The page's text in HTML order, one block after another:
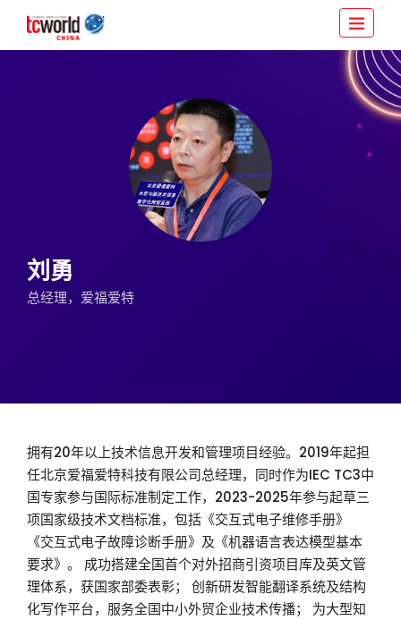
刘勇
总经理，爱福爱特
拥有20年以上技术信息开发和管理项目经验。2019年起担
任北京爱福爱特科技有限公司总经理，同时作为IEC TC3中
国专家参与国际标准制定工作，2023-2025年参与起草三
项国家级技术文档标准，包括《交互式电子维修手册》
《交互式电子故障诊断手册》及《机器语言表达模型基本
要求》。 成功搭建全国首个对外招商引资项目库及英文管
理体系，获国家部委表彰； 创新研发智能翻译系统及结构
化写作平台，服务全国中小外贸企业技术传播； 为大型知